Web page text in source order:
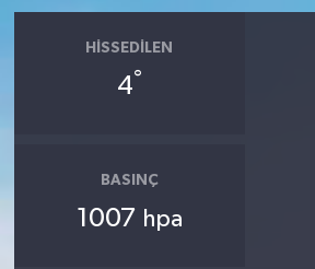
HISSEDILEN
4°
BASINÇ
1007 hpa